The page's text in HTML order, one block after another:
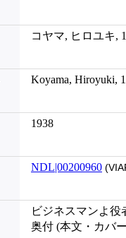
コヤマ, ヒロユキ,
Koyama, Hiroyuki,
1938
NDL|00200960
ビジネスマンよ役
奥付 (本文・カバ